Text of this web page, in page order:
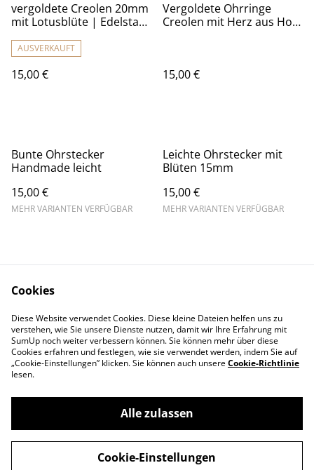
vergoldete Creolen 20mm
mit Lotusblüte | Edelstahl
AUSVERKAUFT
15,00 €
Vergoldete Ohrringe
Creolen mit Herz aus Holz
15,00 €
Bunte Ohrstecker
Handmade leicht
15,00 €
MEHR VARIANTEN VERFÜGBAR
Leichte Ohrstecker mit
Blüten 15mm
15,00 €
MEHR VARIANTEN VERFÜGBAR
Du hast Fragen?
AGB + Impressum
Datenschutz
Cookie-Richtlinien
©2026WonDerful Yarn
powered by
Cookies
Diese Website verwendet Cookies. Diese kleine Dateien helfen uns zu
verstehen, wie Sie unsere Dienste nutzen, damit wir Ihre Erfahrung mit
SumUp noch weiter verbessern können. Sie können mehr über diese
Cookies erfahren und festlegen, wie sie verwendet werden, indem Sie auf
„Cookie-Einstellungen” klicken. Sie können auch unsereCookie-Richtlinie
lesen.
Alle zulassen
Cookie-Einstellungen